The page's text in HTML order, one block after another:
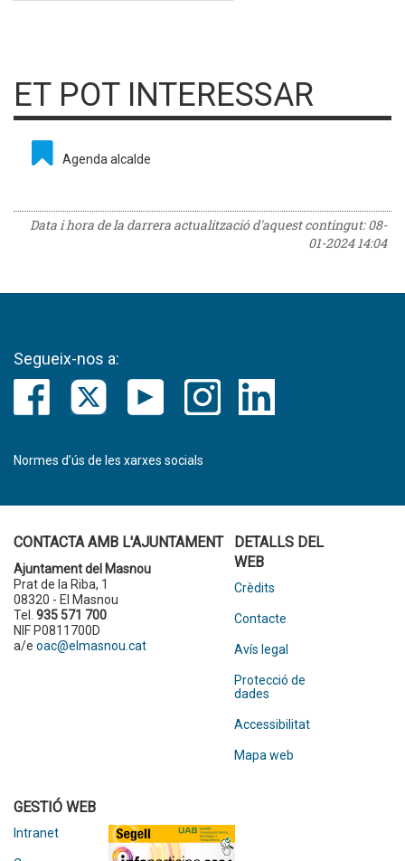
ET POT INTERESSAR
Agenda alcalde
Data i hora de la darrera actualització d'aquest contingut:08-
01-2024 14:04
Segueix-nos a:
Normes d’ús de les xarxes socials
CONTACTA AMB L'AJUNTAMENT
Ajuntament del Masnou
Prat de la Riba, 1
08320 - El Masnou
Tel. 935 571 700
NIF P0811700D
a/e oac@elmasnou.cat
DETALLS DEL
WEB
Crèdits
Contacte
Avís legal
Protecció de
dades
Accessibilitat
Mapa web
GESTIÓ WEB
Intranet